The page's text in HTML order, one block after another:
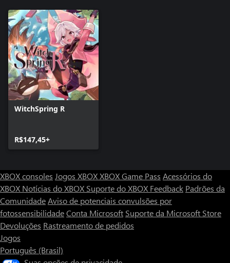
WitchSpring R
R$147,45+
XBOX consoles Jogos XBOXXBOX Game Pass Acessórios do
XBOX Notícias do XBOX Suporte do XBOX Feedback Padrões da
ComunidadeAviso de potenciais convulsões por
fotossensibilidadeConta Microsoft Suporte da Microsoft Store
Devoluções Rastreamento de pedidos
Jogos
Português (Brasil)